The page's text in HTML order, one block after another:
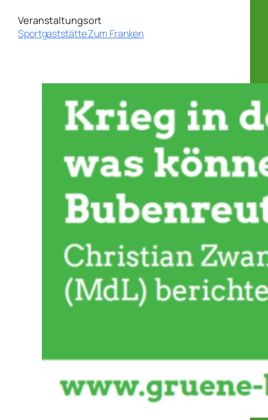
Veranstaltungsort
Sportgaststätte Zum Franken